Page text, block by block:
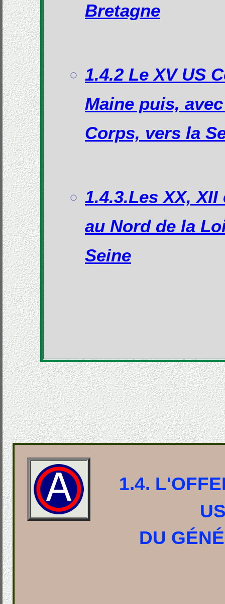
Bretagne
1.4.2 Le XV US
Maine puis,
Corps, vers la
1.4.3.Les XX,
au Nord de la
Seine
1.4.
DU